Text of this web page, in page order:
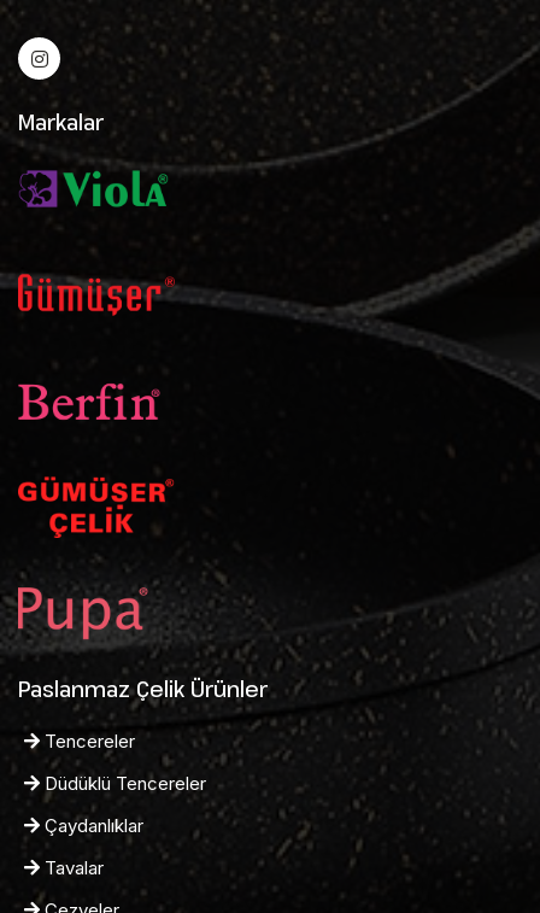
Markalar
Paslanmaz Çelik Ürünler
Tencereler
Düdüklü Tencereler
Çaydanlıklar
Tavalar